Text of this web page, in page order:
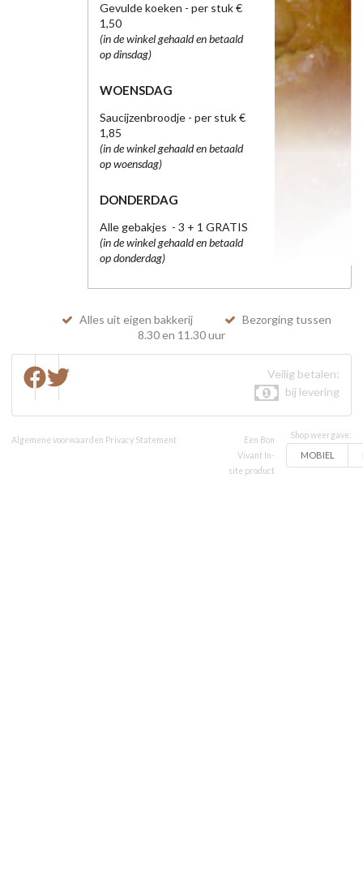
Gevulde koeken - per stuk €
1,50
(in de winkel gehaald en betaald
op dinsdag)
WOENSDAG
Saucijzenbroodje - per stuk €
1,85
(in de winkel gehaald en betaald
op woensdag)
DONDERDAG
Alle gebakjes - 3 + 1 GRATIS
(in de winkel gehaald en betaald
op donderdag)
Alles uit eigen bakkerij
Bezorging tussen
8.30 en 11.30 uur
Veilig betalen:
bij levering
Algemene voorwaarden Privacy Statement
Een Bon
Vivant In-
site product
Shop weergave:
MOBIEL